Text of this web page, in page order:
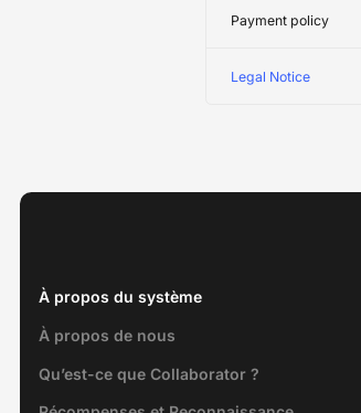
Payment policy
Legal Notice
À propos du système
À propos de nous
Qu’est-ce que Collaborator ?